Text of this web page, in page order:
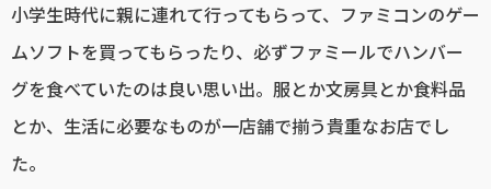
小学生時代に親に連れて行ってもらって、ファミコンのゲー
ムソフトを買ってもらったり、必ずファミールでハンバー
グを食べていたのは良い思い出。服とか文房具とか食料品
とか、生活に必要なものが一店舗で揃う貴重なお店でし
た。